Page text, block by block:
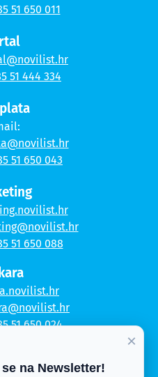
51 650 011
51 444 334
51 650 043
51 650 088
51 650 024
×
na Newsletter!